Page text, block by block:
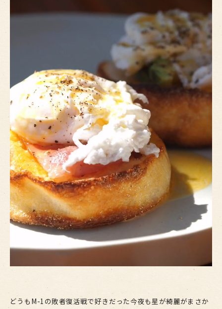
どうもM-1の敗者復活戦で好きだった今夜も星が綺麗がまさか